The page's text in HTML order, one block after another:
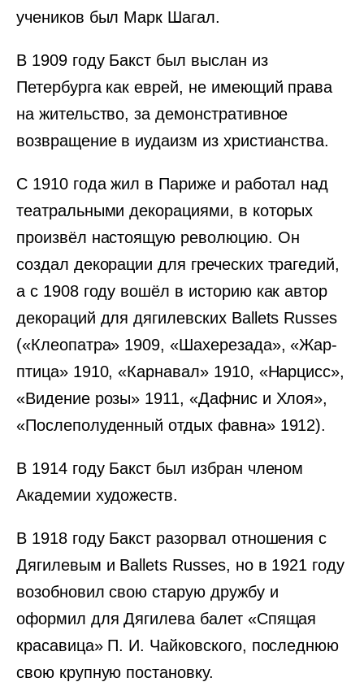
учеников был Марк Шагал.
В 1909 году Бакст был выслан из
Петербурга как еврей, не имеющий права
на жительство, за демонстративное
возвращение в иудаизм из христианства.
С 1910 года жил в Париже и работал над
театральными декорациями, в которых
произвёл настоящую революцию. Он
создал декорации для греческих трагедий,
а с 1908 году вошёл в историю как автор
декораций для дягилевских Ballets Russes
(«Клеопатра» 1909, «Шахерезада», «Жар-
птица» 1910, «Карнавал» 1910, «Нарцисс»,
«Видение розы» 1911, «Дафнис и Хлоя»,
«Послеполуденный отдых фавна» 1912).
В 1914 году Бакст был избран членом
Академии художеств.
В 1918 году Бакст разорвал отношения с
Дягилевым и Ballets Russes, но в 1921 году
возобновил свою старую дружбу и
оформил для Дягилева балет «Спящая
красавица» П. И. Чайковского, последнюю
свою крупную постановку.